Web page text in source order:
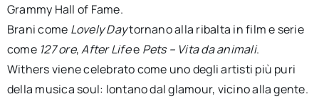
Grammy Hall of Fame.
Brani come Lovely Daytornano alla ribalta in film e serie
come 127 ore,After Lifee Pets – Vita da animali.
Withers viene celebrato come uno degli artisti più puri
della musica soul: lontano dal glamour, vicino alla gente.